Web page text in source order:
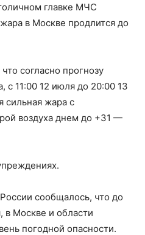
главке МЧС
в Москве продлится до
согласно прогнозу
с 11:00 12 июля до 20:00 13
сильная жара с
воздуха днем до +31 —
сообщалось, что до
в Москве и области
погодной опасности.